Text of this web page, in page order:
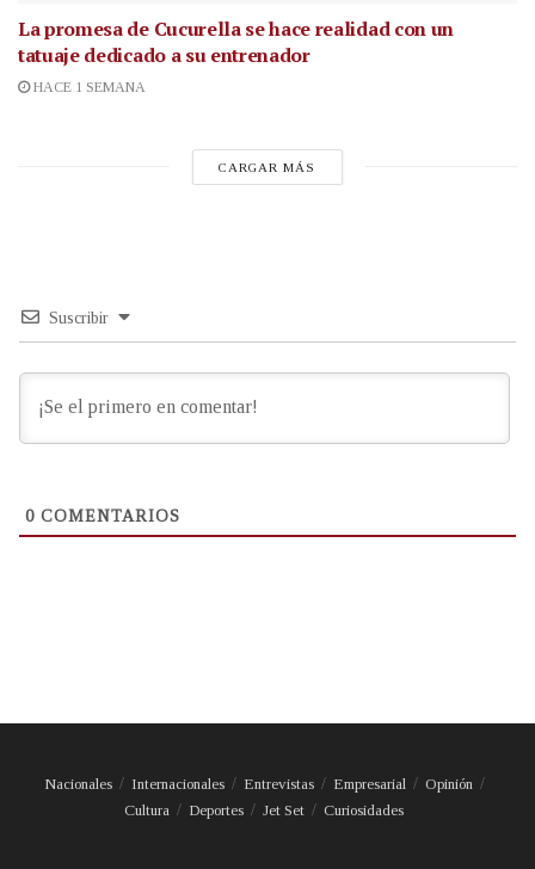
La promesa de Cucurella se hace realidad con un
tatuaje dedicado a su entrenador
HACE 1 SEMANA
CARGAR MÁS
Suscribir
0 COMENTARIOS
Nacionales Internacionales Entrevistas Empresarial
Opinión
Cultura
Deportes Jet Set Curiosidades